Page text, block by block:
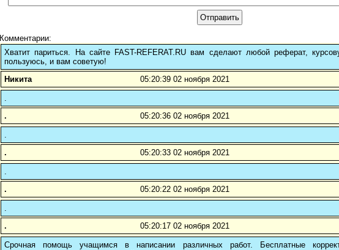
Комментарии:
Хватит париться. На сайте FAST-REFERAT.RU вам сделают любой реферат,
пользуюсь, и вам советую!
Никита
05:20:39 02 ноября 2021
.
.
05:20:36 02 ноября 2021
.
.
05:20:33 02 ноября 2021
.
.
05:20:22 02 ноября 2021
.
.
05:20:17 02 ноября 2021
Срочная помощь учащимся в написании различных работ. Бесплатные